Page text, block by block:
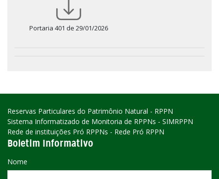
Portaria 401 de 29/01/2026
Reservas Particulares do Patrimônio Natural - RPPN
Sistema Informatizado de Monitoria de RPPNs - SIMRPPN
Rede de instituições Pró RPPNs - Rede Pró RPPN
Boletim Informativo
Nome